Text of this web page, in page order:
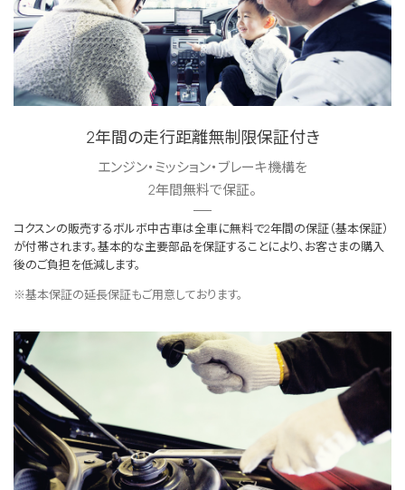
2年間の走行距離無制限保証付き
エンジン・ミッション・ブレーキ機構を
2年間無料で保証。
コクスンの販売するボルボ中古車は全車に無料で2年間の保証（基本保証）
が付帯されます。基本的な主要部品を保証することにより、お客さまの購入
後のご負担を低減します。
※基本保証の延長保証もご用意しております。